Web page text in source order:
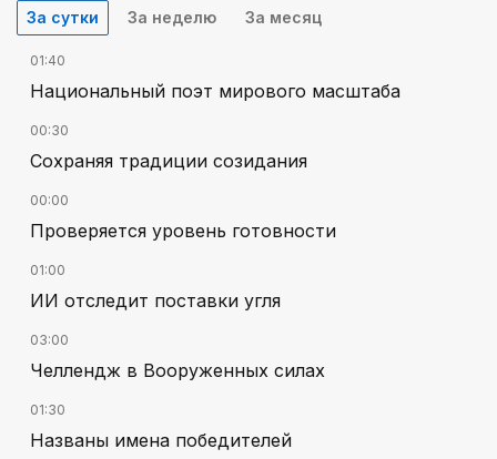
За сутки За неделю За месяц
01:40
Национальный поэт мирового масштаба
00:30
Сохраняя традиции созидания
00:00
Проверяется уровень готовности
01:00
ИИ отследит поставки угля
03:00
Челлендж в Вооруженных силах
01:30
Названы имена победителей